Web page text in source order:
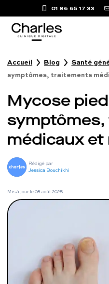
01 86 65 17 33
Santé sexuelle
Poids
Troubles du sommeil
Fertilité masculine
Chute de cheveux
Comment ça marche ?
Notre approche médicale
Accueil Blog Santé
symptômes, traitements
Mycose
médicaux
Rédigé par
Jessica Bouchikhi
Mis à jour le08 août 2025